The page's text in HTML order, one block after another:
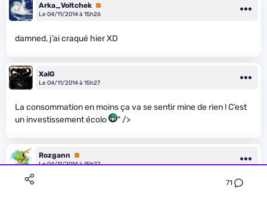
71
Arka_Voltchek Premium
Le 04/11/2014 à 15h26
damned, j’ai craqué hier XD
XalG
Le 04/11/2014 à 15h27
La consommation en moins ça va se sentir mine de rien ! C’est
un investissement écolo
" />
Rozgann
Premium
Le 04/11/2014 à 15h27
Dommage. GTX 970 achetée la semaine dernière. Je vais voir